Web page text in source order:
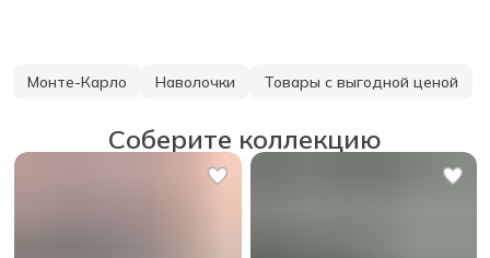
Монте-Карло Наволочки Товары с выгодной ценой
Соберите коллекцию